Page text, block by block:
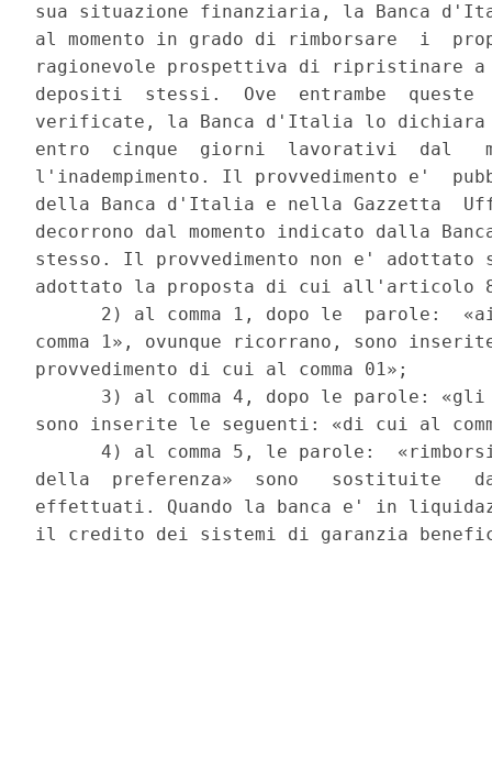
sua situazione finanziaria, la Banca
al momento in grado di rimborsare  i
ragionevole prospettiva di ripristinare
depositi  stessi.  Ove  entrambe
verificate, la Banca d'Italia lo dichiara
entro  cinque  giorni  lavorativi  dal
l'inadempimento. Il provvedimento e'
della Banca d'Italia e nella Gazzetta
decorrono dal momento indicato dalla
stesso. Il provvedimento non e'
adottato la proposta di cui all'articolo
2) al comma 1, dopo le  parole:
comma 1», ovunque ricorrano, sono
provvedimento di cui al comma 01»;
3) al comma 4, dopo le parole:
sono inserite le seguenti: «di cui al
4) al comma 5, le parole:
della  preferenza»  sono   sostituite
effettuati. Quando la banca e' in